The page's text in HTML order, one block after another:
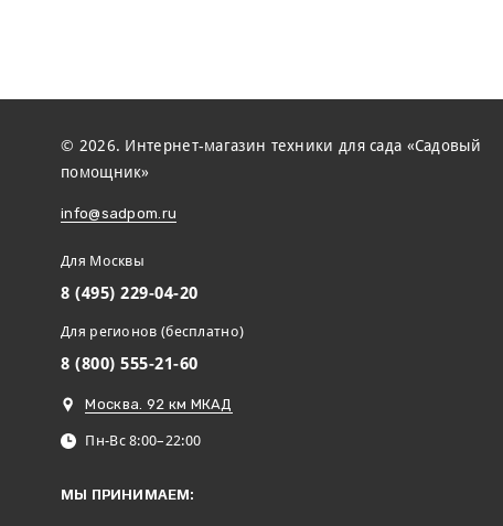
© 2026. Интернет-магазин техники для сада «Садовый
помощник»
info@sadpom.ru
Для Москвы
8 (495) 229-04-20
Для регионов (бесплатно)
8 (800) 555-21-60
Москва. 92 км МКАД
Пн-Вс 8:00–22:00
МЫ ПРИНИМАЕМ: